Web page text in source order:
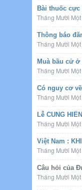
Bài thuốc
Tháng Mười Một
Thông báo
Tháng Mười Một
Muà bầu cử
Tháng Mười Một
Có nguy cơ
Tháng Mười Một
Lễ CUNG
Tháng Mười
Việt Nam :
Tháng Mười
Câu hỏi của
Tháng Mười